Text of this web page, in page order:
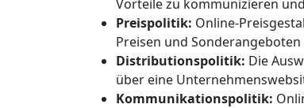
Vorteile zu kommunizieren
Preispolitik: Online-
Preisen und
Distributionspolitik: Die
über eine
Kommunikationspolitik: